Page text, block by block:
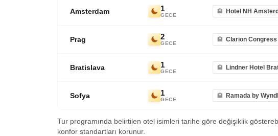
Amsterdam 1
GECE
Hotel NH
Prag 2
GECE
Clarion
Bratislava 1
GECE
Lindner Hotel
Sofya 1
GECE
Ramada by
Tur programında belirtilen otel isimleri tarihe göre değişiklik
konfor standartları korunur.